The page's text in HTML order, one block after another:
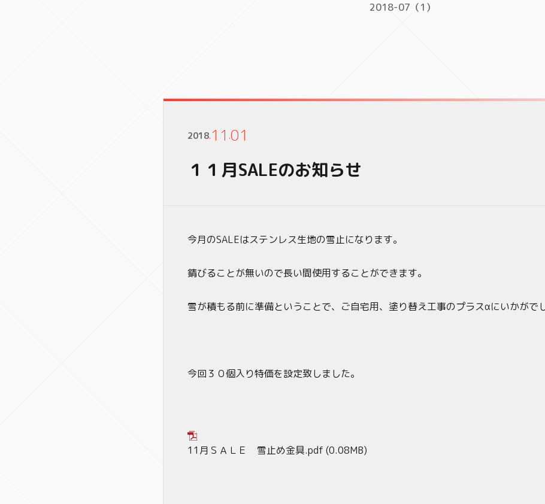
2018-07（1）
2018.11 .01
１１月SALEのお知らせ
今月のSALEはステンレス生地の雪止になります。
錆びることが無いので長い間使用することができます。
雪が積もる前に準備ということで、ご自宅用、塗り替え工事のプラスαにいかがで
今回３０個入り特価を設定致しました。
11月ＳＡＬＥ 雪止め金具.pdf (0.08MB)